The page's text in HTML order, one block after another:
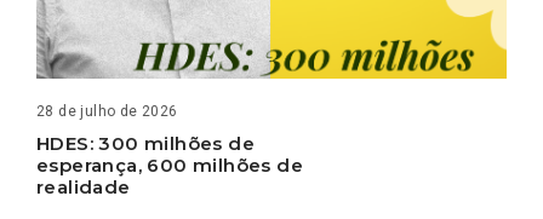
28 de julho de 2026
HDES: 300 milhões de
esperança, 600 milhões de
realidade